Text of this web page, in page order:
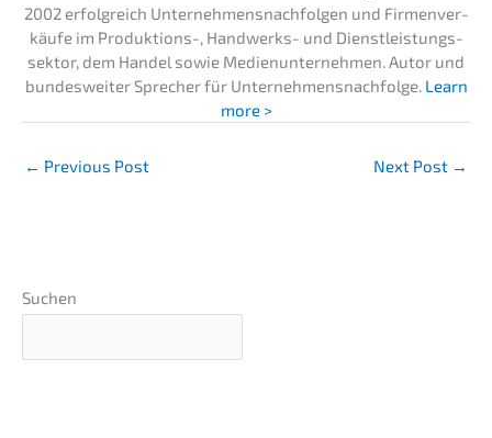
2002 erfolg­reich Unter­neh­mens­nach­fol­gen und Firmen­ver­
käu­fe im Produk­ti­ons-, Handwerks- und Dienst­leis­tungs­
sek­tor, dem Handel sowie Medien­un­ter­neh­men. Autor und
bundes­wei­ter Sprecher für Unternehmens­nachfolge. Learn
more >
← Previous Post Next Post →
Suchen